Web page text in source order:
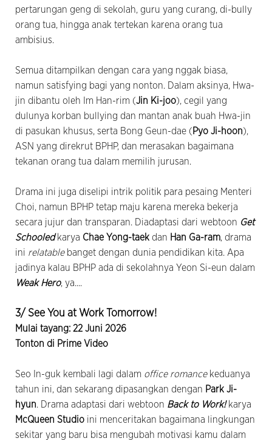
pertarungan geng di sekolah, guru yang curang, di-bully
orang tua, hingga anak tertekan karena orang tua
ambisius.
Semua ditampilkan dengan cara yang nggak biasa,
namun satisfying bagi yang nonton. Dalam aksinya, Hwa-
jin dibantu oleh Im Han-rim (Jin Ki-joo), cegil yang
dulunya korban bullying dan mantan anak buah Hwa-jin
di pasukan khusus, serta Bong Geun-dae (Pyo Ji-hoon),
ASN yang direkrut BPHP, dan merasakan bagaimana
tekanan orang tua dalam memilih jurusan.
Drama ini juga diselipi intrik politik para pesaing Menteri
Choi, namun BPHP tetap maju karena mereka bekerja
secara jujur dan transparan. Diadaptasi dari webtoon Get
Schooledkarya Chae Yong-taek dan Han Ga-ram, drama
ini relatable banget dengan dunia pendidikan kita. Apa
jadinya kalau BPHP ada di sekolahnya Yeon Si-eun dalam
Weak Hero, ya....
3/ See You at Work Tomorrow!
Mulai tayang: 22 Juni 2026
Tonton di Prime Video
Seo In-guk kembali lagi dalam office romancekeduanya
tahun ini, dan sekarang dipasangkan dengan Park Ji-
hyun. Drama adaptasi dari webtoon Back to Work!karya
McQueen Studio ini menceritakan bagaimana lingkungan
sekitar yang baru bisa mengubah motivasi kamu dalam